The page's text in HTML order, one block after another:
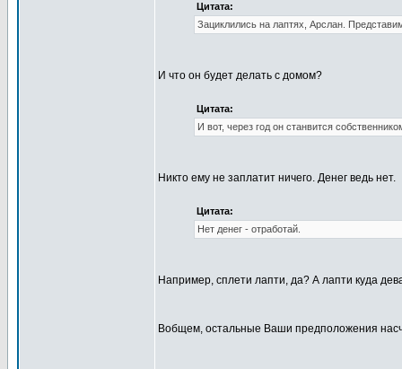
Цитата:
Зациклились на лаптях, Арслан.
И что он будет делать с домом?
Цитата:
И вот, через год он станвится
Никто ему не заплатит ничего. Денег ведь нет.
Цитата:
Нет денег - отработай.
Например, сплети лапти, да? А лапти куда
Вобщем, остальные Ваши предположения